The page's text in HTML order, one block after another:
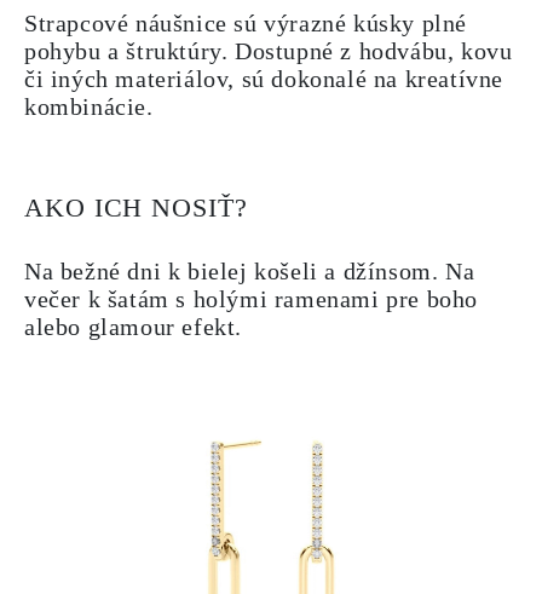
Strapcové náušnice sú výrazné kúsky plné
pohybu a štruktúry. Dostupné z hodvábu, kovu
či iných materiálov, sú dokonalé na kreatívne
kombinácie.
AKO ICH NOSIŤ?
Na bežné dni k bielej košeli a džínsom. Na
večer k šatám s holými ramenami pre boho
alebo glamour efekt.